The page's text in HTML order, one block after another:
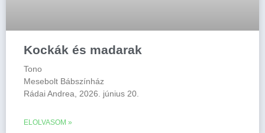
Kockák és madarak
Tono
Mesebolt Bábszínház
Rádai Andrea, 2026. június 20.
ELOLVASOM »